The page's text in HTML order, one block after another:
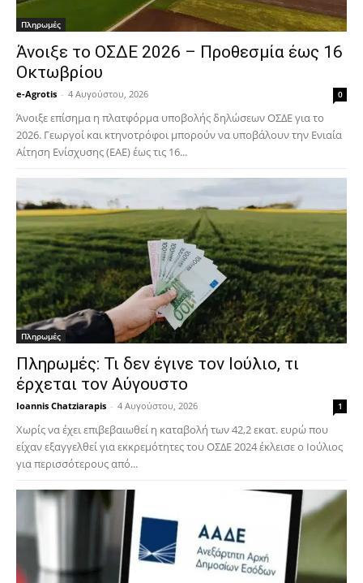
Πληρωμές
Άνοιξε το ΟΣΔΕ 2026 – Προθεσμία έως 16
Οκτωβρίου
e-Agrotis - 4 Αυγούστου, 2026 0
Άνοιξε επίσημα η πλατφόρμα υποβολής δηλώσεων ΟΣΔΕ για το
2026. Γεωργοί και κτηνοτρόφοι μπορούν να υποβάλουν την Ενιαία
Αίτηση Ενίσχυσης (ΕΑΕ) έως τις 16...
Πληρωμές
Πληρωμές: Τι δεν έγινε τον Ιούλιο, τι
έρχεται τον Αύγουστο
Ioannis Chatziarapis - 4 Αυγούστου, 2026 1
Χωρίς να έχει επιβεβαιωθεί η καταβολή των 42,2 εκατ. ευρώ που
είχαν εξαγγελθεί για εκκρεμότητες του ΟΣΔΕ 2024 έκλεισε ο Ιούλιος
για περισσότερους από...